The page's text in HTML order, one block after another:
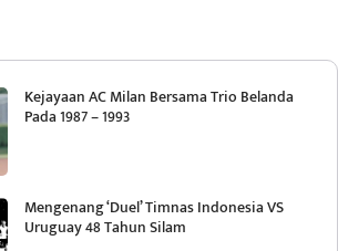
Kejayaan AC Milan Bersama Trio Belanda
Pada 1987 – 1993
Mengenang ‘Duel’ Timnas Indonesia VS
Uruguay 48 Tahun Silam